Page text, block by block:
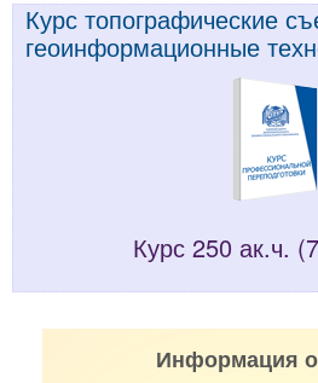
Курс топографические
геоинформационные
Курс 250 ак.ч.
Информация о